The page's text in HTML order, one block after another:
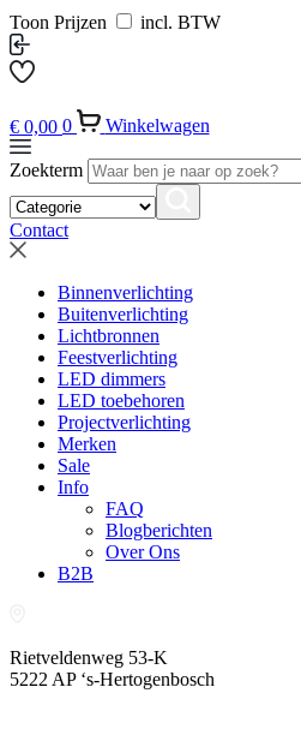
Toon Prijzen incl. BTW
€ 0,00 0 Winkelwagen
Zoekterm
Contact
Binnenverlichting
Buitenverlichting
Lichtbronnen
Feestverlichting
LED dimmers
LED toebehoren
Projectverlichting
Merken
Sale
Info
FAQ
Blogberichten
Over Ons
B2B
Rietveldenweg 53-K
5222 AP ‘s-Hertogenbosch